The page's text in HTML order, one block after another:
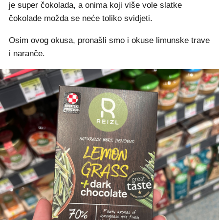
je super čokolada, a onima koji više vole slatke
čokolade možda se neće toliko svidjeti.
Osim ovog okusa, pronašli smo i okuse limunske trave
i naranče.